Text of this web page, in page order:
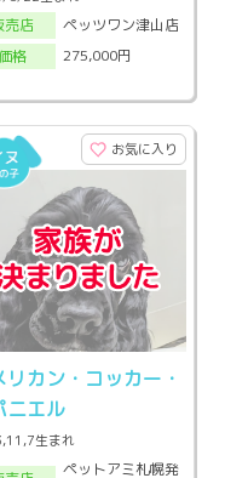
売店
ペッツワン津山店
格
275,000円
お気に入り
リカン・コッカー・
ニエル
生まれ
ペットアミ札幌発